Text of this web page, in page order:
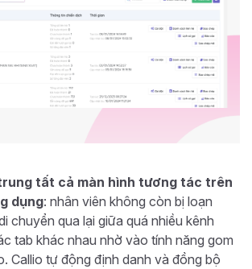
tất cả màn hình tương tác trên
dụng: nhân viên không còn bị loạn
chuyển qua lại giữa quá nhiều kênh
tab khác nhau nhờ vào tính năng gom
Callio tự động định danh và đồng bộ